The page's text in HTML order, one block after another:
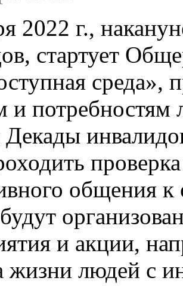
2022 г.,
стартует
среда»,
и
Декады
общения к
и акции,
жизни людей с